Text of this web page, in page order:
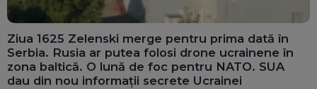
Ziua 1625 Zelenski merge pentru prima dată în
Serbia. Rusia ar putea folosi drone ucrainene în
zona baltică. O lună de foc pentru NATO. SUA
dau din nou informații secrete Ucrainei